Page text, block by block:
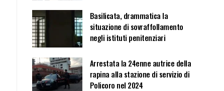
Basilicata, drammatica la
situazione di sovraffollamento
negli istituti penitenziari
Arrestata la 24enne autrice della
rapina alla stazione di servizio di
Policoro nel 2024